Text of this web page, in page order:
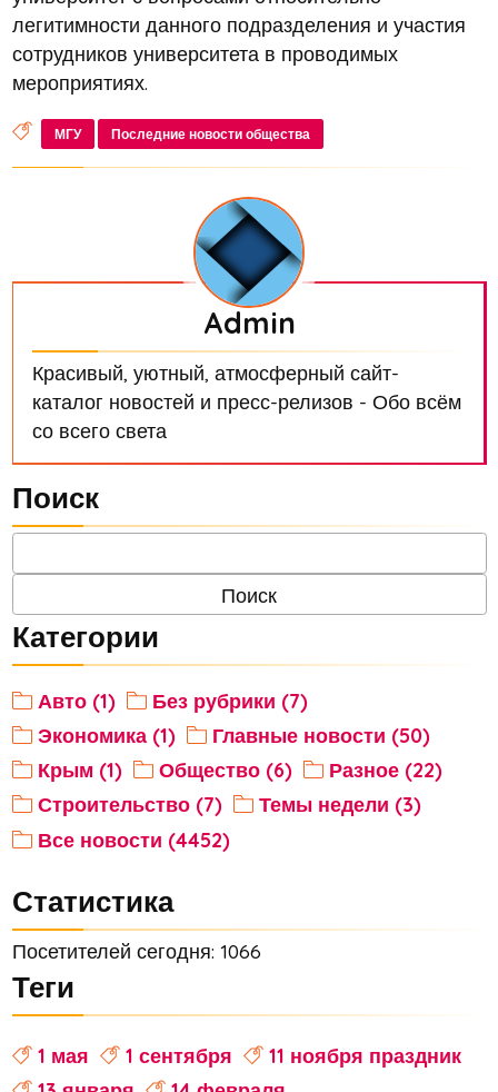
легитимности данного подразделения и участия
сотрудников университета в проводимых
мероприятиях.
МГУ Последние новости общества
Admin
Красивый, уютный, атмосферный сайт-
каталог новостей и пресс-релизов - Обо всём
со всего света
Поиск
Категории
Авто (1)
Без рубрики (7)
Экономика (1)
Главные новости (50)
Крым (1)
Общество (6)
Разное (22)
Строительство (7)
Темы недели (3)
Все новости (4452)
Статистика
Посетителей сегодня: 1066
Теги
1 мая 1 сентября
11 ноября праздник